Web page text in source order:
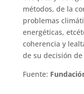
métodos, de la
problemas
energéticas,
coherencia y
de su decisión
Fuente: